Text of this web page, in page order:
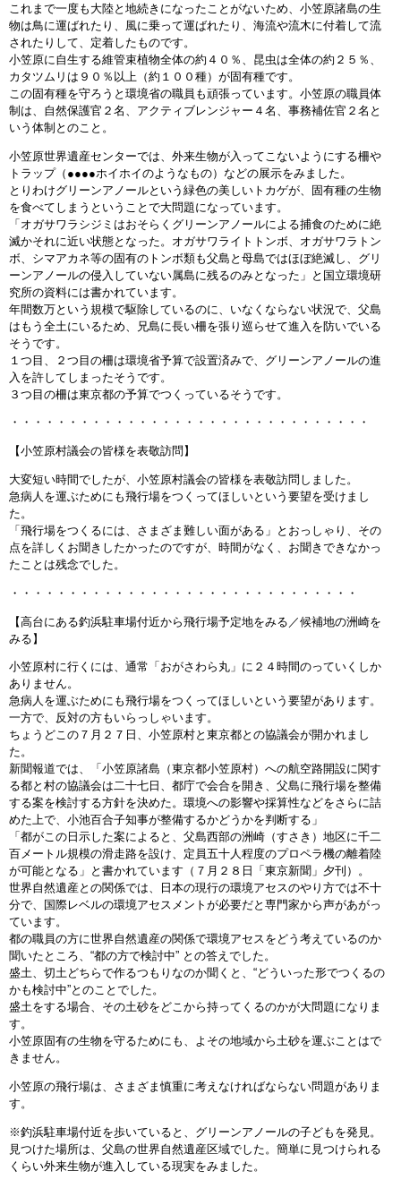
これまで一度も大陸と地続きになったことがないため、小笠原諸島の生
物は鳥に運ばれたり、風に乗って運ばれたり、海流や流木に付着して流
されたりして、定着したものです。
小笠原に自生する維管束植物全体の約４０％、昆虫は全体の約２５％、
カタツムリは９０％以上（約１００種）が固有種です。
この固有種を守ろうと環境省の職員も頑張っています。小笠原の職員体
制は、自然保護官２名、アクティブレンジャー４名、事務補佐官２名と
いう体制とのこと。
小笠原世界遺産センターでは、外来生物が入ってこないようにする柵や
トラップ（●●●●ホイホイのようなもの）などの展示をみました。
とりわけグリーンアノールという緑色の美しいトカゲが、固有種の生物
を食べてしまうということで大問題になっています。
「オガサワラシジミはおそらくグリーンアノールによる捕食のために絶
滅かそれに近い状態となった。オガサワライトトンボ、オガサワラトン
ボ、シマアカネ等の固有のトンボ類も父島と母島ではほぼ絶滅し、グリ
ーンアノールの侵入していない属島に残るのみとなった」と国立環境研
究所の資料には書かれています。
年間数万という規模で駆除しているのに、いなくならない状況で、父島
はもう全土にいるため、兄島に長い柵を張り巡らせて進入を防いでいる
そうです。
１つ目、２つ目の柵は環境省予算で設置済みで、グリーンアノールの進
入を許してしまったそうです。
３つ目の柵は東京都の予算でつくっているそうです。
・・・・・・・・・・・・・・・・・・・・・・・・・・・・・・・
【小笠原村議会の皆様を表敬訪問】
大変短い時間でしたが、小笠原村議会の皆様を表敬訪問しました。
急病人を運ぶためにも飛行場をつくってほしいという要望を受けまし
た。
「飛行場をつくるには、さまざま難しい面がある」とおっしゃり、その
点を詳しくお聞きしたかったのですが、時間がなく、お聞きできなかっ
たことは残念でした。
・・・・・・・・・・・・・・・・・・・・・・・・・・・・・・
【高台にある釣浜駐車場付近から飛行場予定地をみる／候補地の洲崎を
みる】
小笠原村に行くには、通常「おがさわら丸」に２４時間のっていくしか
ありません。
急病人を運ぶためにも飛行場をつくってほしいという要望があります。
一方で、反対の方もいらっしゃいます。
ちょうどこの７月２７日、小笠原村と東京都との協議会が開かれまし
た。
新聞報道では、「小笠原諸島（東京都小笠原村）への航空路開設に関す
る都と村の協議会は二十七日、都庁で会合を開き、父島に飛行場を整備
する案を検討する方針を決めた。環境への影響や採算性などをさらに詰
めた上で、小池百合子知事が整備するかどうかを判断する」
「都がこの日示した案によると、父島西部の洲崎（すさき）地区に千二
百メートル規模の滑走路を設け、定員五十人程度のプロペラ機の離着陸
が可能となる」と書かれています（７月２８日「東京新聞」夕刊）。
世界自然遺産との関係では、日本の現行の環境アセスのやり方では不十
分で、国際レベルの環境アセスメントが必要だと専門家から声があがっ
ています。
都の職員の方に世界自然遺産の関係で環境アセスをどう考えているのか
聞いたところ、“都の方で検討中” との答えでした。
盛土、切土どちらで作るつもりなのか聞くと、“どういった形でつくるの
かも検討中”とのことでした。
盛土をする場合、その土砂をどこから持ってくるのかが大問題になりま
す。
小笠原固有の生物を守るためにも、よその地域から土砂を運ぶことはで
きません。
小笠原の飛行場は、さまざま慎重に考えなければならない問題がありま
す。
※釣浜駐車場付近を歩いていると、グリーンアノールの子どもを発見。
見つけた場所は、父島の世界自然遺産区域でした。簡単に見つけられる
くらい外来生物が進入している現実をみました。